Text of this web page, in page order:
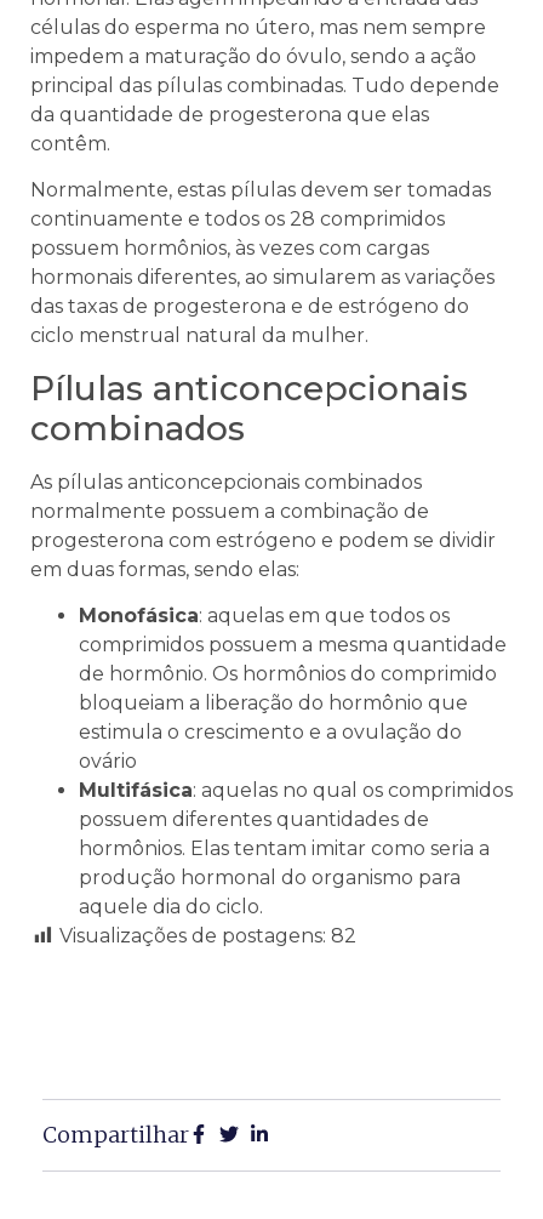
células do esperma no útero, mas nem sempre
impedem a maturação do óvulo, sendo a ação
principal das pílulas combinadas. Tudo depende
da quantidade de progesterona que elas
contêm.
Normalmente, estas pílulas devem ser tomadas
continuamente e todos os 28 comprimidos
possuem hormônios, às vezes com cargas
hormonais diferentes, ao simularem as variações
das taxas de progesterona e de estrógeno do
ciclo menstrual natural da mulher.
Pílulas anticoncepcionais
combinados
As pílulas anticoncepcionais combinados
normalmente possuem a combinação de
progesterona com estrógeno e podem se dividir
em duas formas, sendo elas:
Monofásica: aquelas em que todos os
comprimidos possuem a mesma quantidade
de hormônio. Os hormônios do comprimido
bloqueiam a liberação do hormônio que
estimula o crescimento e a ovulação do
ovário
Multifásica: aquelas no qual os comprimidos
possuem diferentes quantidades de
hormônios. Elas tentam imitar como seria a
produção hormonal do organismo para
aquele dia do ciclo.
Visualizações de postagens: 82
Compartilhar